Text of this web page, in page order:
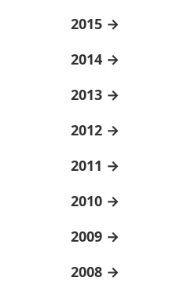
2015
2014
2013
2012
2011
2010
2009
2008